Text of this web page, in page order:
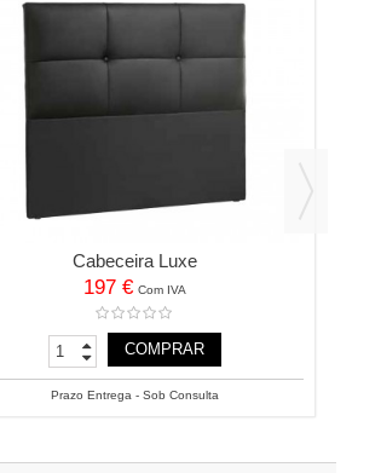
Cabeceira Luxe
197 € Com IVA
COMPRAR
Prazo Entrega - Sob Consulta